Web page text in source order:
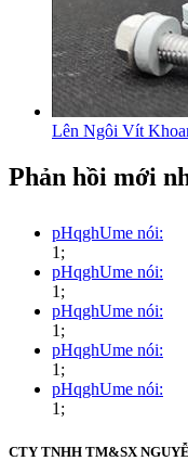
Lên Ngôi Vít
Phản hồi mới
pHqghUme nói:
1;
pHqghUme nói:
1;
pHqghUme nói:
1;
pHqghUme nói:
1;
pHqghUme nói:
1;
CTY TNHH TM&SX